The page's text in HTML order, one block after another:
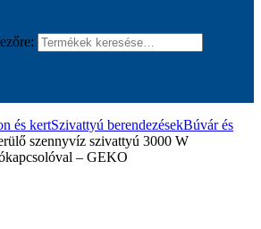
és kertSzivattyú berendezésekBúvár és
szennyvíz szivattyú 3000 W
– GEKO